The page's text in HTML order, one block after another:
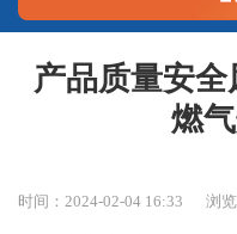
产品质量安
燃
时间：2024-02-04 16:33 浏览